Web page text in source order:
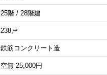
25階 / 28階建
238戸
鉄筋コンクリート造
空無 25,000円